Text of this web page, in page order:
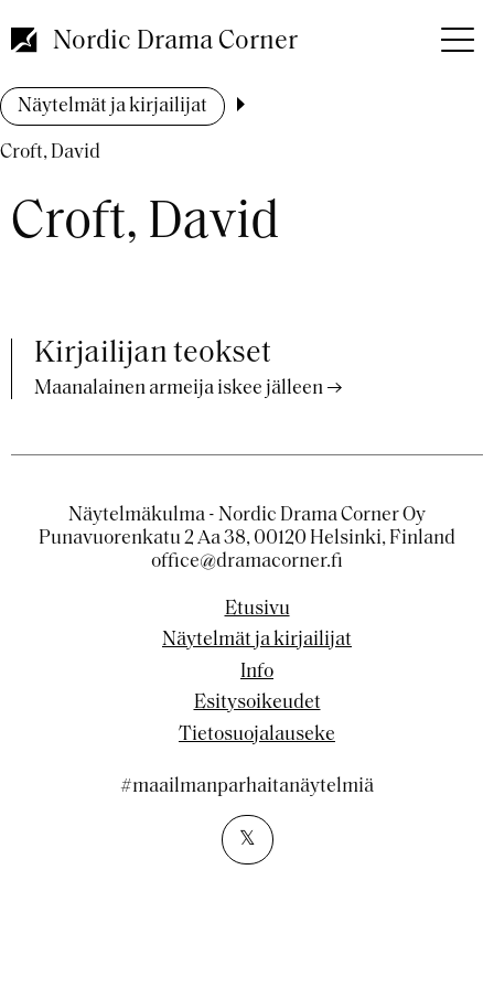
pääsisältöön
Nordic Drama Corner
Murupolku
Näytelmät ja kirjailijat
Croft, David
Croft, David
Kirjailijan teokset
Maanalainen armeija iskee jälleen
Näytelmäkulma - Nordic Drama Corner Oy
Punavuorenkatu 2 Aa 38, 00120 Helsinki, Finland
office@dramacorner.fi
Etusivu
Näytelmät ja kirjailijat
Info
Esitysoikeudet
Tietosuojalauseke
#maailmanparhaitanäytelmiä
𝕏